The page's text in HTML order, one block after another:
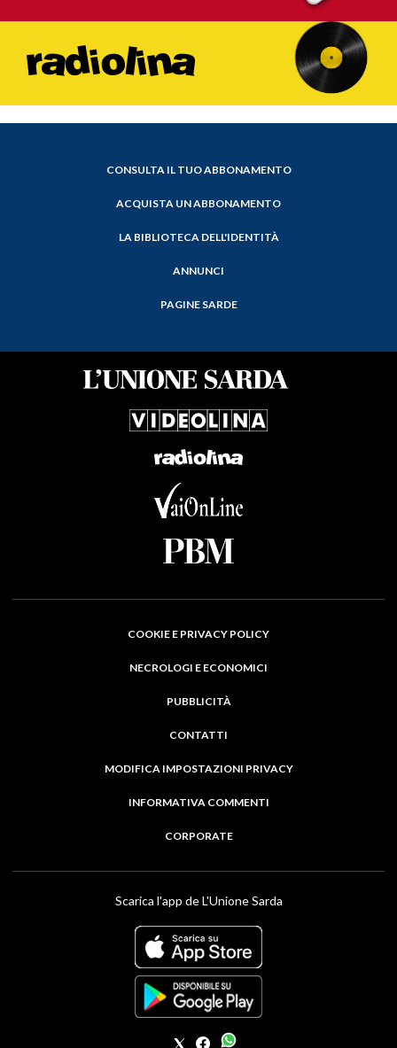
CONSULTA IL TUO ABBONAMENTO
ACQUISTA UN ABBONAMENTO
LA BIBLIOTECA DELL'IDENTITÀ
ANNUNCI
PAGINE SARDE
COOKIE E PRIVACY POLICY
NECROLOGI E ECONOMICI
PUBBLICITÀ
CONTATTI
MODIFICA IMPOSTAZIONI PRIVACY
INFORMATIVA COMMENTI
CORPORATE
Scarica l'app de L'Unione Sarda